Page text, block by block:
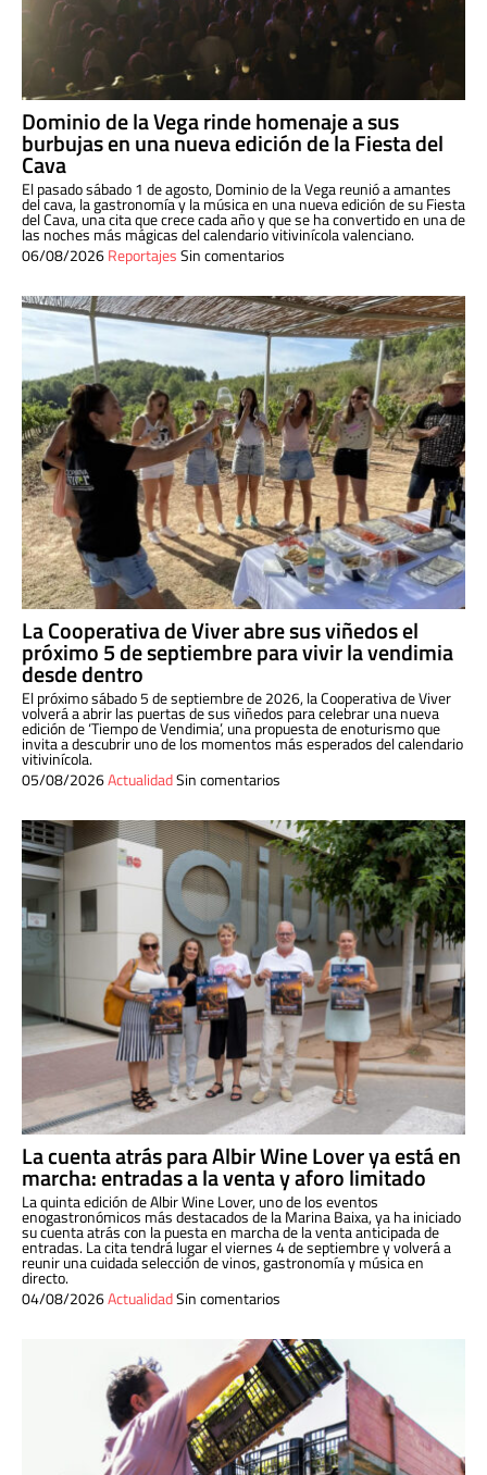
Dominio de la Vega rinde homenaje a sus
burbujas en una nueva edición de la Fiesta del
Cava
El pasado sábado 1 de agosto, Dominio de la Vega reunió a amantes
del cava, la gastronomía y la música en una nueva edición de su Fiesta
del Cava, una cita que crece cada año y que se ha convertido en una de
las noches más mágicas del calendario vitivinícola valenciano.
06/08/2026ReportajesSin comentarios
La Cooperativa de Viver abre sus viñedos el
próximo 5 de septiembre para vivir la vendimia
desde dentro
El próximo sábado 5 de septiembre de 2026, la Cooperativa de Viver
volverá a abrir las puertas de sus viñedos para celebrar una nueva
edición de ‘Tiempo de Vendimia’, una propuesta de enoturismo que
invita a descubrir uno de los momentos más esperados del calendario
vitivinícola.
05/08/2026ActualidadSin comentarios
La cuenta atrás para Albir Wine Lover ya está en
marcha: entradas a la venta y aforo limitado
La quinta edición de Albir Wine Lover, uno de los eventos
enogastronómicos más destacados de la Marina Baixa, ya ha iniciado
su cuenta atrás con la puesta en marcha de la venta anticipada de
entradas. La cita tendrá lugar el viernes 4 de septiembre y volverá a
reunir una cuidada selección de vinos, gastronomía y música en
directo.
04/08/2026ActualidadSin comentarios